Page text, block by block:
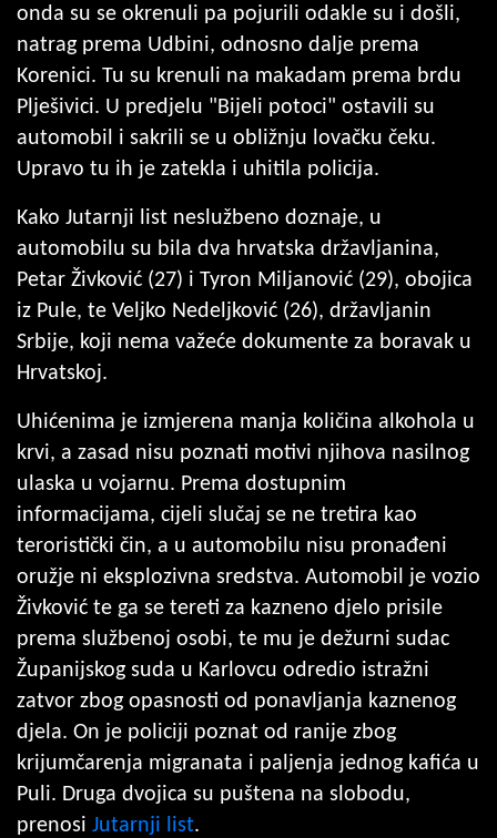
onda su se okrenuli pa pojurili odakle su i došli,
natrag prema Udbini, odnosno dalje prema
Korenici. Tu su krenuli na makadam prema brdu
Plješivici. U predjelu "Bijeli potoci" ostavili su
automobil i sakrili se u obližnju lovačku čeku.
Upravo tu ih je zatekla i uhitila policija.
Kako Jutarnji list neslužbeno doznaje, u
automobilu su bila dva hrvatska državljanina,
Petar Živković (27) i Tyron Miljanović (29), obojica
iz Pule, te Veljko Nedeljković (26), državljanin
Srbije, koji nema važeće dokumente za boravak u
Hrvatskoj.
Uhićenima je izmjerena manja količina alkohola u
krvi, a zasad nisu poznati motivi njihova nasilnog
ulaska u vojarnu. Prema dostupnim
informacijama, cijeli slučaj se ne tretira kao
teroristički čin, a u automobilu nisu pronađeni
oružje ni eksplozivna sredstva. Automobil je vozio
Živković te ga se tereti za kazneno djelo prisile
prema službenoj osobi, te mu je dežurni sudac
Županijskog suda u Karlovcu odredio istražni
zatvor zbog opasnosti od ponavljanja kaznenog
djela. On je policiji poznat od ranije zbog
krijumčarenja migranata i paljenja jednog kafića u
Puli. Druga dvojica su puštena na slobodu,
prenosi Jutarnji list.